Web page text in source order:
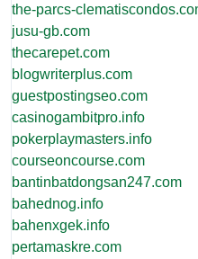
the-parcs-
jusu-gb.com
thecarepet.com
blogwriterplus.com
guestpostingseo.com
casinogambitpro.info
pokerplaymasters.info
courseoncourse.com
bantinbatdongsan247.com
bahednog.info
bahenxgek.info
pertamaskre.com